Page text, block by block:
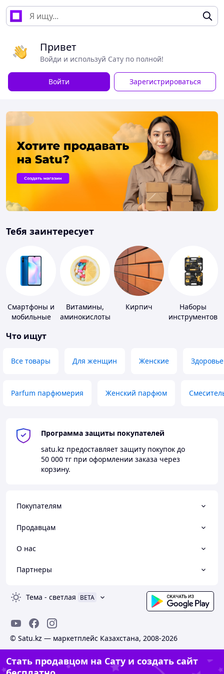
Привет
Войди и используй Сату по полной!
Войти Зарегистрироваться
Тебя заинтересует
Смартфоны и
мобильные
Витамины,
аминокислоты
Кирпич
Наборы
инструментов
Что ищут
Все товары Для женщин Женские Здоровье
Parfum парфюмерия Женский парфюм
Программа защиты покупателей
satu.kz предоставляет защиту покупок до
50 000 тг при оформлении заказа через
корзину.
Покупателям
Продавцам
О нас
Партнеры
Тема - светлая BETA
© Satu.kz — маркетплейс Казахстана, 2008-2026
Стать продавцом на Сату и создать сайт